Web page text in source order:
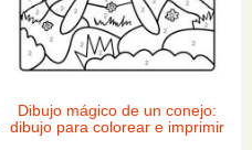
Dibujo mágico de un conejo:
dibujo para colorear e imprimir